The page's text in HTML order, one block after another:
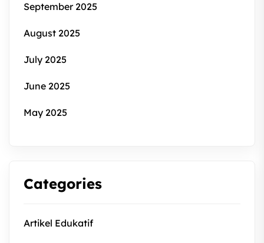
September 2025
August 2025
July 2025
June 2025
May 2025
Categories
Artikel Edukatif